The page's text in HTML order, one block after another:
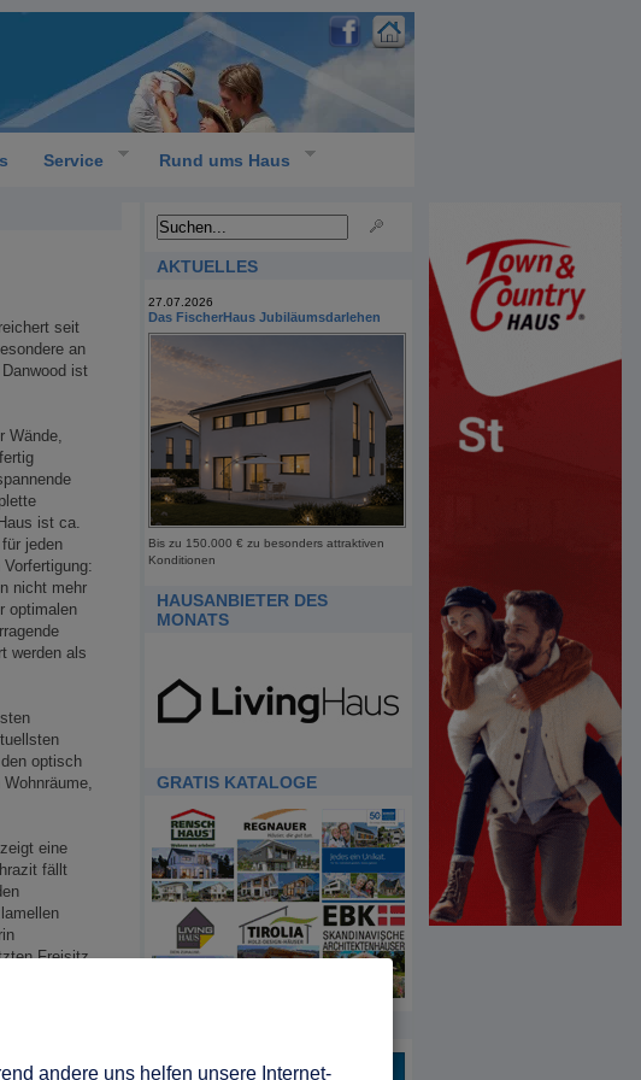
Service Rund ums Haus
seit
an
ist
Wände,
ist ca.
jeden
nicht mehr
optimalen
werden als
optisch
eine
fällt
Freisitz
würde den
AKTUELLES
27.07.2026
Das FischerHaus Jubiläumsdarlehen
Bis zu 150.000 € zu besonders attraktiven
Konditionen
HAUSANBIETER DES
MONATS
GRATIS KATALOGE
andere uns helfen unsere Internet-